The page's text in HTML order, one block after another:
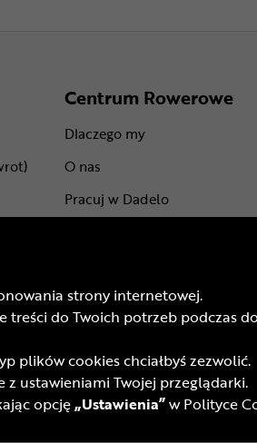
Centrum Rowerowe
Dlaczego my
O nas
Pracuj w Dadelo
BLOG
Trasy rowerowe
Atrakcje rowerowe
strony internetowej.
do Twoich potrzeb podczas
plików cookies chciałbyś zezwolić.
z ustawieniami Twojej przeglądarki.
opcję„Ustawienia”w Polityce